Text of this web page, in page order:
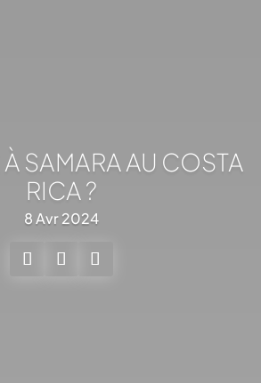
SAMARA AU COSTA
RICA ?
8 Avr 2024